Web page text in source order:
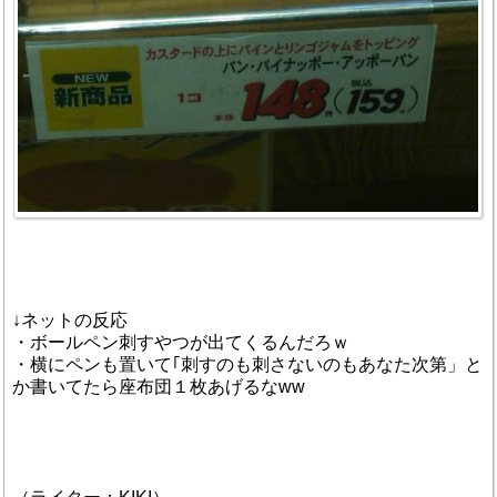
↓ネットの反応
・ボールペン刺すやつが出てくるんだろｗ
・横にペンも置いて｢刺すのも刺さないのもあなた次第」と
か書いてたら座布団１枚あげるなww